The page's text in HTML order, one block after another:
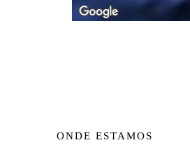
ONDE ESTAMOS